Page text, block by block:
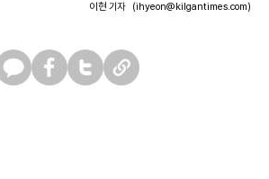
이현 기자 (ihyeon@kilgantimes.com)